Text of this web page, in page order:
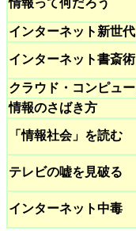
情報って何だろう
インターネット新世代
インターネット書斎術
クラウド・コンピュ
情報のさばき方
「情報社会」を読む
テレビの嘘を見破る
インターネット中毒